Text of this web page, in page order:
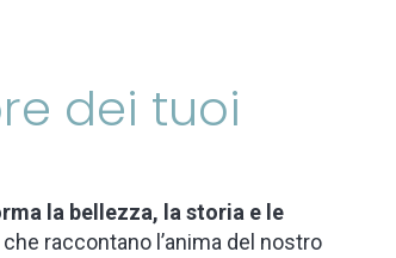
dei tuoi
la bellezza, la storia e le
che raccontano l’anima del nostro